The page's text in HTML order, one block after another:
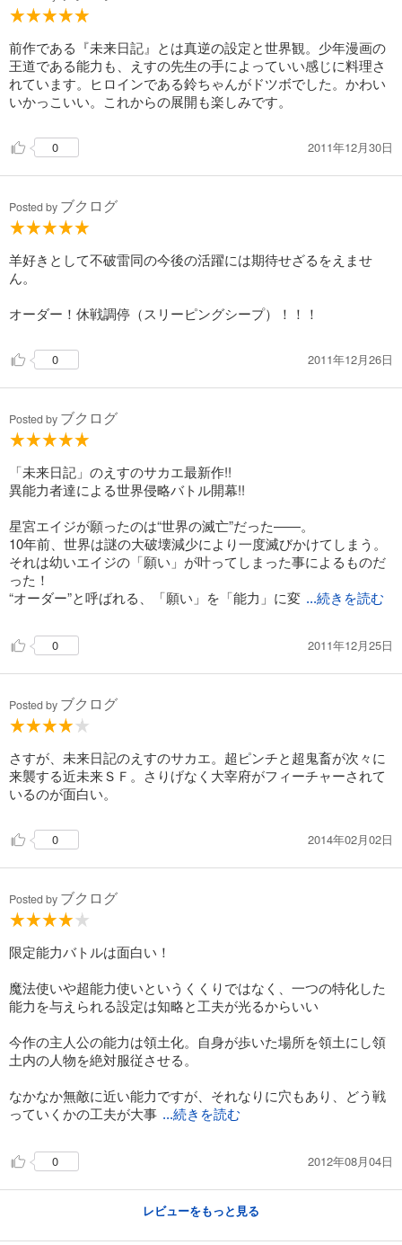
前作である『未来日記』とは真逆の設定と世界観。少年漫画の
王道である能力も、えすの先生の手によっていい感じに料理さ
れています。ヒロインである鈴ちゃんがドツボでした。かわい
いかっこいい。これからの展開も楽しみです。
0 2011年12月30日
Posted by ブクログ
羊好きとして不破雷同の今後の活躍には期待せざるをえませ
ん。
オーダー！休戦調停（スリーピングシープ）！！！
0 2011年12月26日
Posted by ブクログ
「未来日記」のえすのサカエ最新作!!
異能力者達による世界侵略バトル開幕!!
星宮エイジが願ったのは“世界の滅亡”だった――。
10年前、世界は謎の大破壊減少により一度滅びかけてしまう。
それは幼いエイジの「願い」が叶ってしまった事によるものだ
った！
“オーダー”と呼ばれる、「願い」を「能力」に変 ...続きを読む
0 2011年12月25日
Posted by ブクログ
さすが、未来日記のえすのサカエ。超ピンチと超鬼畜が次々に
来襲する近未来ＳＦ。さりげなく大宰府がフィーチャーされて
いるのが面白い。
0 2014年02月02日
Posted by ブクログ
限定能力バトルは面白い！
魔法使いや超能力使いというくくりではなく、一つの特化した
能力を与えられる設定は知略と工夫が光るからいい
今作の主人公の能力は領土化。自身が歩いた場所を領土にし領
土内の人物を絶対服従させる。
なかなか無敵に近い能力ですが、それなりに穴もあり、どう戦
っていくかの工夫が大事 ...続きを読む
0 2012年08月04日
レビューをもっと見る